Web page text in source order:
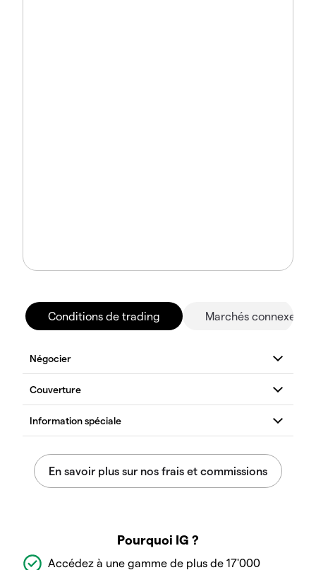
Conditions de trading Marchés connexes
Pourquoi IG ?
Accédez à une gamme de plus de 17'000